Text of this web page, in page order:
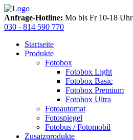
Anfrage-Hotline: Mo bis Fr 10-18 Uhr
030 - 814 590 770
Startseite
Produkte
Fotobox
Fotobox Light
Fotobox Basic
Fotobox Premium
Fotobox Ultra
Fotoautomat
Fotospiegel
Fotobus / Fotomobil
Zusatzprodukte